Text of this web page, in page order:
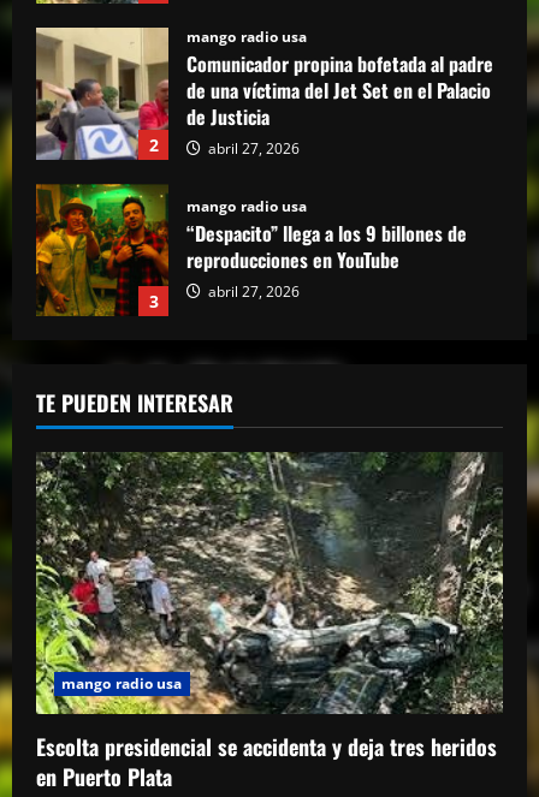
2
3
mango radio usa
“Despacito” llega a los 9 billones de
reproducciones en YouTube
abril 27, 2026
4
mango radio usa
El Torito sobre caso Jet Set: “Yo tuve
amistad con Antonio y su hermana, pero
yo quiero justicia”
5
EE.UU. restringe visados a 75 familiares
y allegados al Cartel de Sinaloa
abril 23, 2026
TE PUEDEN INTERESAR
mango radio usa
Escolta presidencial se accidenta y deja tres heridos
en Puerto Plata